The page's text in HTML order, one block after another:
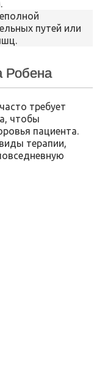
путей или
Робена
требует
чтобы
пациента.
терапии,